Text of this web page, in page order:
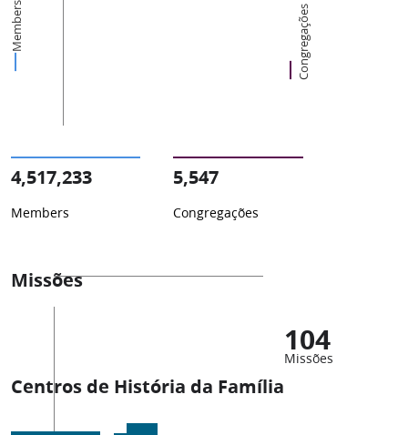
Members Congregações
4,517,233
Members
5,547
Congregações
Missões
104
Missões
Centros de História da Família